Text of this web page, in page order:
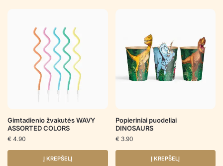
Gimtadienio žvakutės WAVY
ASSORTED COLORS
€ 4.90
Į KREPŠELĮ
Popieriniai puodeliai
DINOSAURS
€ 3.90
Į KREPŠELĮ